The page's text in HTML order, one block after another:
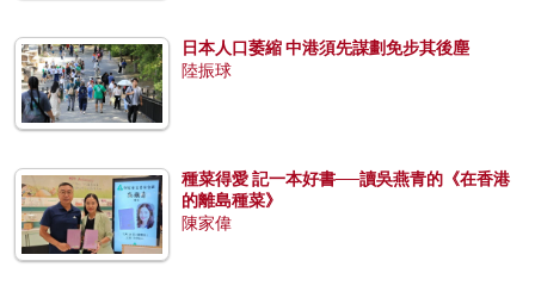
日本人口萎縮 中港須先謀劃免步其後塵
陸振球
種菜得愛 記一本好書──讀吳燕青的《在香港
的離島種菜》
陳家偉